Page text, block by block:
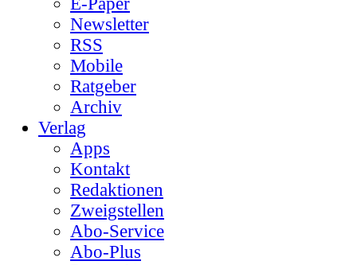
Newsletter
RSS
Mobile
Ratgeber
Archiv
Verlag
Apps
Kontakt
Redaktionen
Zweigstellen
Abo-Service
Abo-Plus